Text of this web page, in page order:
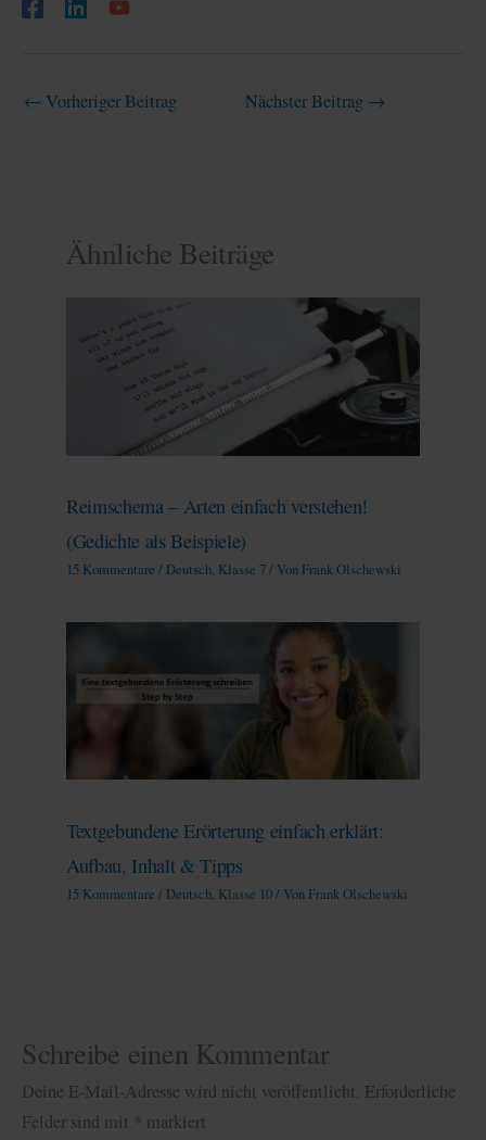
← Vorheriger Beitrag Nächster Beitrag →
Ähnliche Beiträge
Reimschema – Arten einfach verstehen!
(Gedichte als Beispiele)
15 Kommentare / Deutsch, Klasse 7/ Von Frank Olschewski
Textgebundene Erörterung einfach erklärt:
Aufbau, Inhalt & Tipps
15 Kommentare / Deutsch, Klasse 10/ Von Frank Olschewski
Schreibe einen Kommentar
Deine E-Mail-Adresse wird nicht veröffentlicht. Erforderliche
Felder sind mit * markiert